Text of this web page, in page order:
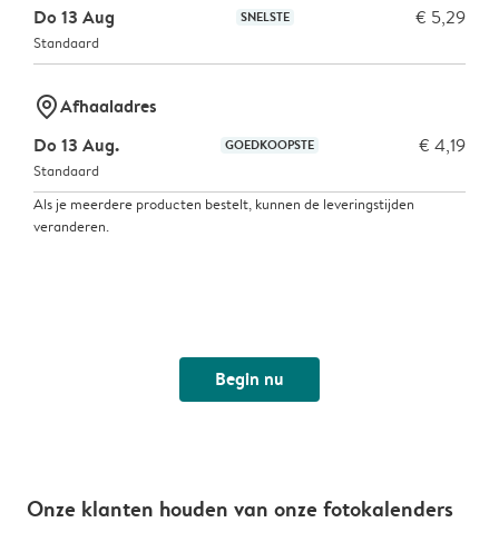
Do 13 Aug SNELSTE € 5,29
Standaard
marker-pinAfhaaladres
Do 13 Aug.
GOEDKOOPSTE € 4,19
Standaard
Als je meerdere producten bestelt, kunnen de leveringstijden
veranderen.
Begin nu
Onze klanten houden van onze fotokalenders